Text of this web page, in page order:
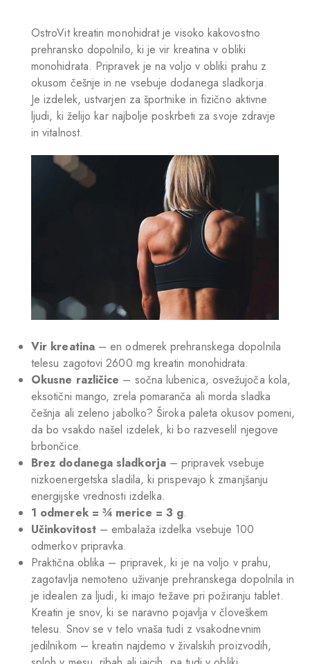
OstroVit kreatin monohidrat je visoko kakovostno
prehransko dopolnilo, ki je vir kreatina v obliki
monohidrata. Pripravek je na voljo v obliki prahu z
okusom češnje in ne vsebuje dodanega sladkorja.
Je izdelek, ustvarjen za športnike in fizično aktivne
ljudi, ki želijo kar najbolje poskrbeti za svoje zdravje
in vitalnost.
Vir kreatina– en odmerek prehranskega dopolnila
telesu zagotovi 2600 mg kreatin monohidrata.
Okusne različice – sočna lubenica, osvežujoča kola,
eksotični mango, zrela pomaranča ali morda sladka
češnja ali zeleno jabolko? Široka paleta okusov pomeni,
da bo vsakdo našel izdelek, ki bo razveselil njegove
brbončice.
Brez dodanega sladkorja– pripravek vsebuje
nizkoenergetska sladila, ki prispevajo k zmanjšanju
energijske vrednosti izdelka.
1 odmerek = ¾ merice = 3 g.
Učinkovitost– embalaža izdelka vsebuje 100
odmerkov pripravka.
Praktična oblika – pripravek, ki je na voljo v prahu,
zagotavlja nemoteno uživanje prehranskega dopolnila in
je idealen za ljudi, ki imajo težave pri požiranju tablet.
Kreatin je snov, ki se naravno pojavlja v človeškem
telesu. Snov se v telo vnaša tudi z vsakodnevnim
jedilnikom – kreatin najdemo v živalskih proizvodih,